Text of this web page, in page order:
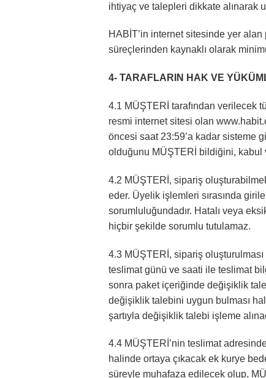
ihtiyaç ve talepleri dikkate alınarak
HABİT’in internet sitesinde yer
süreçlerinden kaynaklı olarak
4- TARAFLARIN HAK VE
4.1 MÜŞTERİ tarafından verilecek
resmi internet sitesi olan
öncesi saat 23:59’a kadar sisteme
olduğunu MÜŞTERİ bildiğini, kabul
4.2 MÜŞTERİ, sipariş
eder. Üyelik işlemleri sırasında
sorumluluğundadır. Hatalı veya
hiçbir şekilde sorumlu tutulamaz.
4.3 MÜŞTERİ, sipariş
teslimat günü ve saati ile teslimat
sonra paket içeriğinde değişiklik
değişiklik talebini uygun bulması
şartıyla değişiklik talebi işleme
4.4 MÜŞTERİ’nin teslimat
halinde ortaya çıkacak ek kurye
süreyle muhafaza edilecek olup,